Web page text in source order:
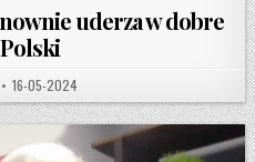
uderza w dobre
PUBLISHED DATE:
16-05-2024